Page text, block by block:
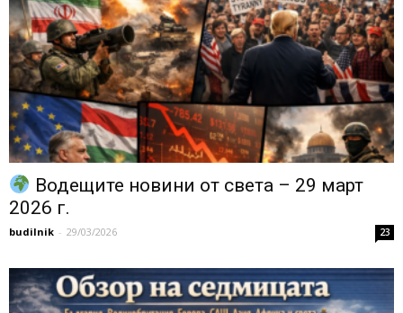
Водещите новини от света – 29 март
2026 г.
budilnik - 29/03/2026 23